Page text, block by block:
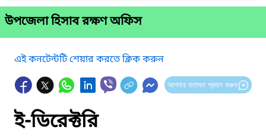
উপজেলা হিসাব রক্ষণ অফিস
এই কনটেন্টটি শেয়ার করতে ক্লিক করুন
আপনার মতামত প্রদান করুন
ই-ডিরেক্টরি